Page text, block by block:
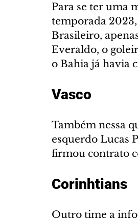
Para se ter uma
temporada
Brasileiro,
Everaldo, o
o Bahia já havia
Vasco
Também nessa
esquerdo Lucas
firmou contrato
Corinhtians
Outro time a